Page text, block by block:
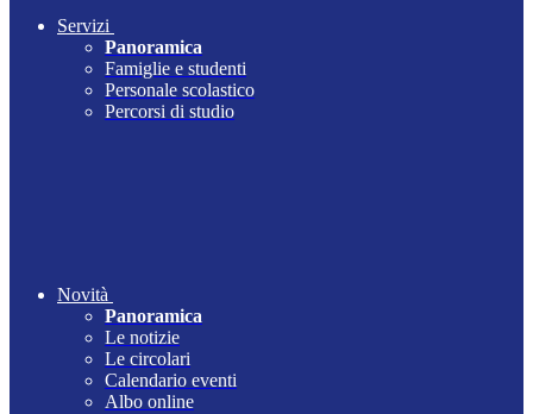
Servizi
Panoramica
Famiglie e studenti
Personale scolastico
Percorsi di studio
Novità
Panoramica
Le notizie
Le circolari
Calendario eventi
Albo online